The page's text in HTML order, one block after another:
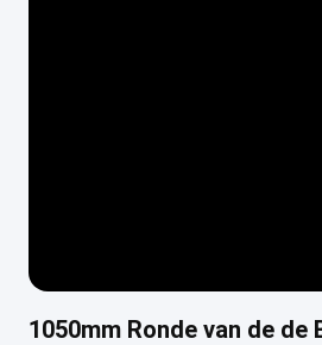
1050mm Ronde van de